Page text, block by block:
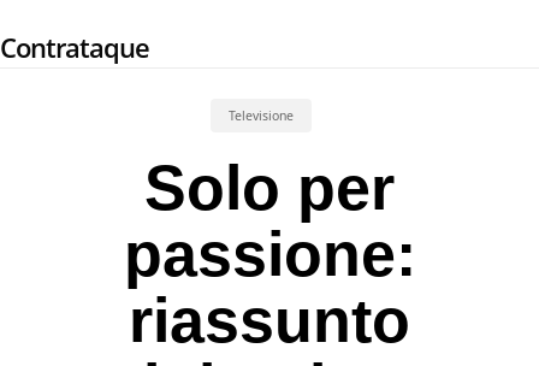
to
Contrataque
Televisione
Solo per
passione:
riassunto